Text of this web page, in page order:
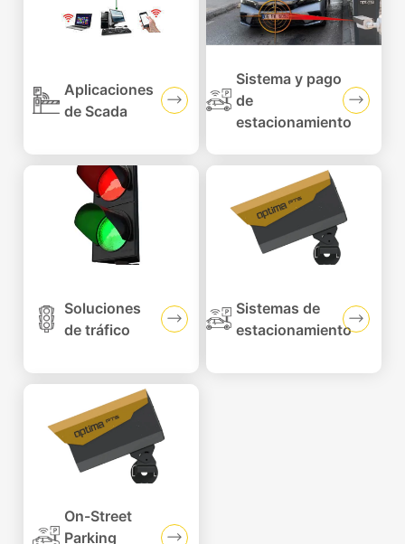
Aplicaciones
de Scada
Sistema y pago
de
estacionamiento
Soluciones
de tráfico
Sistemas de
estacionamiento
On-Street
Parking